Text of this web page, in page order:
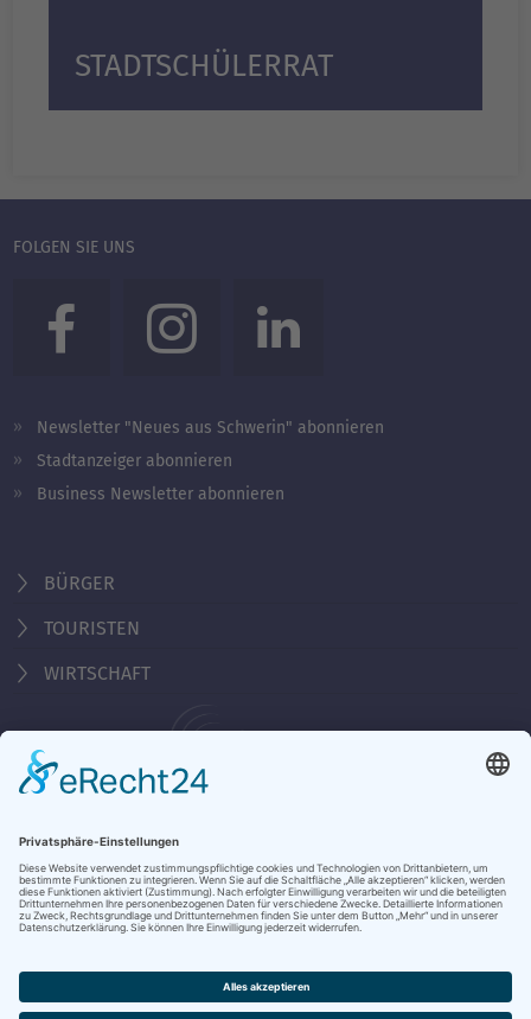
STADTSCHÜLERRAT
FOLGEN SIE UNS
Newsletter "Neues aus Schwerin" abonnieren
Stadtanzeiger abonnieren
Business Newsletter abonnieren
BÜRGER
TOURISTEN
WIRTSCHAFT
Behördennummer 115
KONTAKT
NOTRUFE & HOTLINES
JOBS
STADTANZEIGER
BROSCHÜREN
PRESSE
DATENSCHUTZ